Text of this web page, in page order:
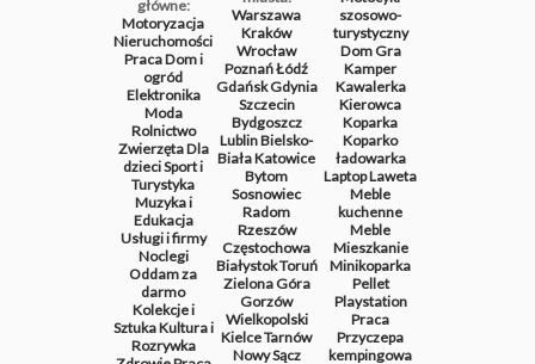
główne:
Motoryzacja
Nieruchomości
PracaDom i
ogród
Elektronika
Moda
Rolnictwo
ZwierzętaDla
dzieciSport i
Turystyka
Muzyka i
Edukacja
Usługi i firmy
Noclegi
Oddam za
darmo
Kolekcje i
SztukaKultura i
Rozrywka
Warszawa
Kraków
Wrocław
PoznańŁódź
GdańskGdynia
Szczecin
Bydgoszcz
LublinBielsko-
BiałaKatowice
Bytom
Sosnowiec
Radom
Rzeszów
Częstochowa
BiałystokToruń
Zielona Góra
Gorzów
Wielkopolski
KielceTarnów
Nowy Sącz
szosowo-
turystyczny
DomGra
Kamper
Kawalerka
Kierowca
Koparka
Koparko
ładowarka
LaptopLaweta
Meble
kuchenne
Meble
Mieszkanie
Minikoparka
Pellet
Playstation
Praca
Przyczepa
kempingowa